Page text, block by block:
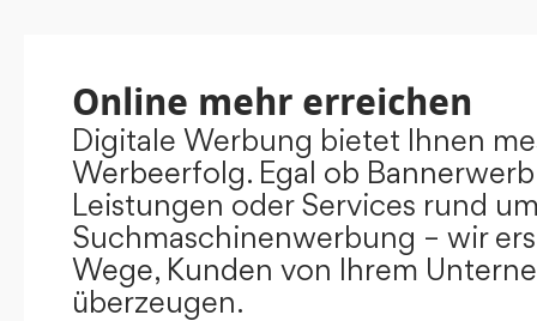
Online mehr erreichen
Digitale Werbung bietet Ihnen
Werbeerfolg. Egal ob
Leistungen oder Services rund
Suchmaschinenwerbung – wir
Wege, Kunden von Ihrem
überzeugen.